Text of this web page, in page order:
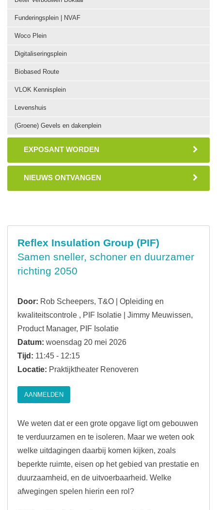
Funderingsplein | NVAF
Woco Plein
Digitaliseringsplein
Biobased Route
VLOK Kennisplein
Levenshuis
(Groene) Gevels en dakenplein
EXPOSANT WORDEN
NIEUWS ONTVANGEN
Reflex Insulation Group (PIF)
Samen sneller, schoner en duurzamer
richting 2050
Door: Rob Scheepers, T&O | Opleiding en
kwaliteitscontrole , PIF Isolatie | Jimmy Meuwissen,
Product Manager, PIF Isolatie
Datum: woensdag 20 mei 2026
Tijd: 11:45 - 12:15
Locatie: Praktijktheater Renoveren
AANMELDEN
We weten dat er een grote opgave ligt om gebouwen
te verduurzamen en te isoleren. Maar we weten ook
welke uitdagingen daarbij komen kijken, zoals
beperkte ruimte, eisen op het gebied van prestatie en
duurzaamheid, en de uitvoerbaarheid. Welke
afwegingen spelen hierin een rol?